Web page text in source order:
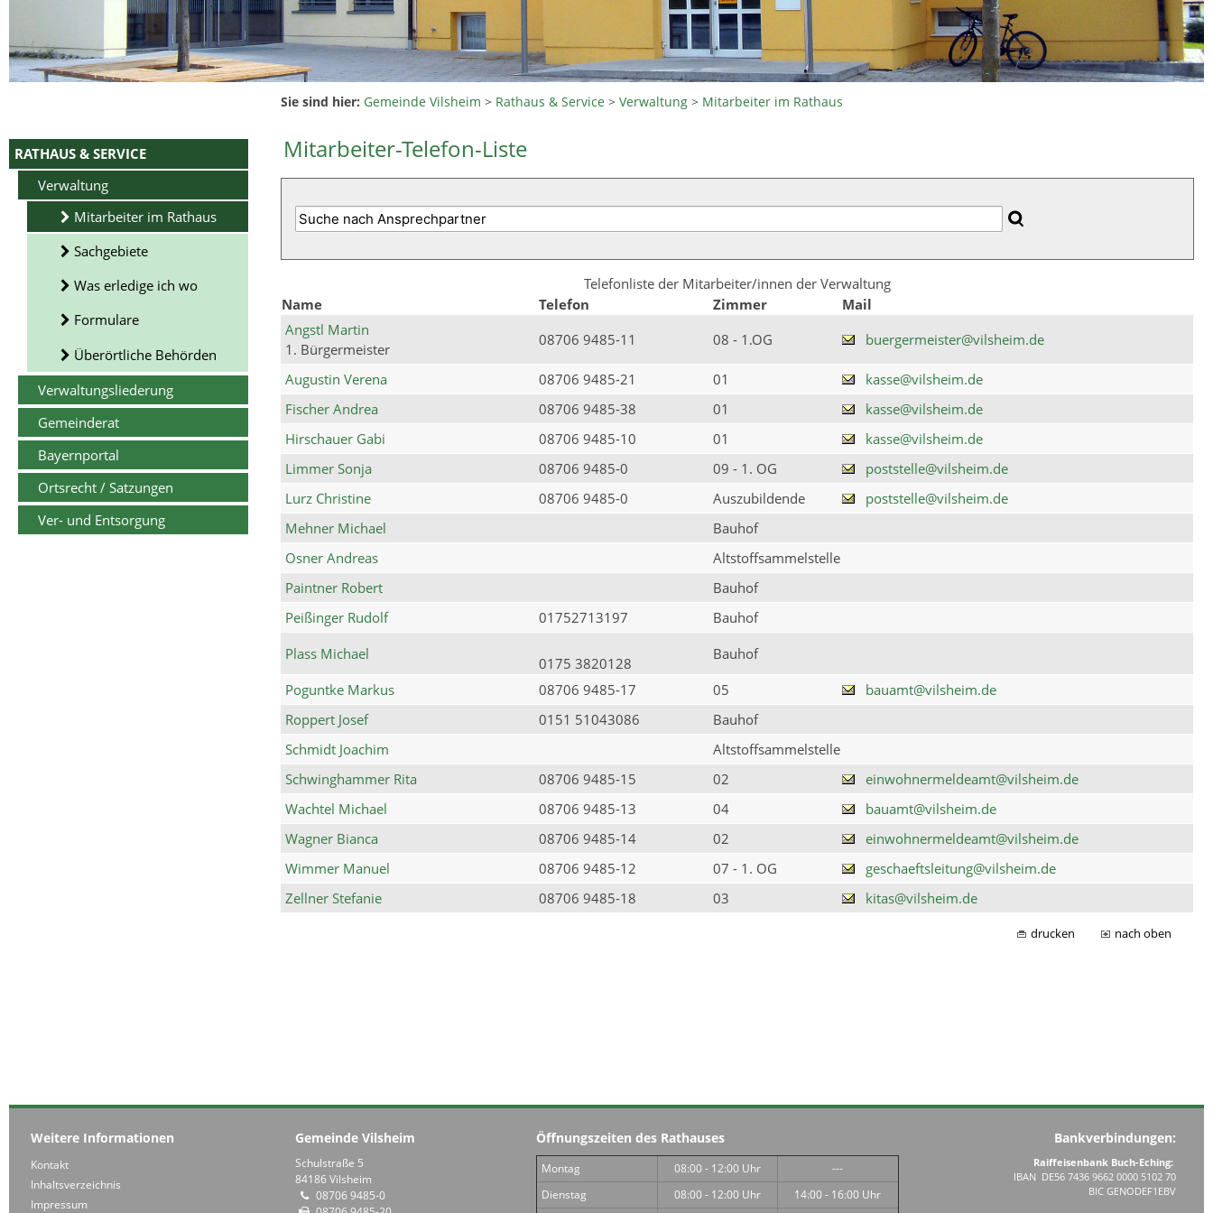
RATHAUS & SERVICE
Verwaltung
Mitarbeiter im Rathaus
Sachgebiete
Was erledige ich wo
Formulare
Überörtliche Behörden
Verwaltungsliederung
Gemeinderat
Bayernportal
Ortsrecht / Satzungen
Ver- und Entsorgung
Sie sind hier: Gemeinde Vilsheim > Rathaus & Service >Verwaltung > Mitarbeiter im Rathaus
Mitarbeiter-Telefon-Liste
Telefonliste der Mitarbeiter/innen der Verwaltung
Name
Telefon Zimmer
Mail
Angstl Martin
1. Bürgermeister
08706 9485-11 08 - 1.OG buergermeister@vilsheim.de
Augustin Verena 08706 9485-21 01
kasse@vilsheim.de
Fischer Andrea
08706 9485-38 01
kasse@vilsheim.de
Hirschauer Gabi
08706 9485-10 01
kasse@vilsheim.de
Limmer Sonja
08706 9485-0 09 - 1. OG
poststelle@vilsheim.de
Lurz Christine
08706 9485-0 Auszubildende
poststelle@vilsheim.de
Mehner Michael
Bauhof
Osner Andreas
Altstoffsammelstelle
Paintner Robert
Bauhof
Peißinger Rudolf
01752713197
Bauhof
Plass Michael
0175 3820128
Bauhof
Poguntke Markus
08706 9485-17 05
bauamt@vilsheim.de
Roppert Josef
0151 51043086
Bauhof
Schmidt Joachim
Altstoffsammelstelle
Schwinghammer Rita
08706 9485-15 02
einwohnermeldeamt@vilsheim.de
Wachtel Michael
08706 9485-13 04
bauamt@vilsheim.de
Wagner Bianca
08706 9485-14 02
einwohnermeldeamt@vilsheim.de
Wimmer Manuel
08706 9485-12 07 - 1. OG
geschaeftsleitung@vilsheim.de
Zellner Stefanie
08706 9485-18 03 kitas@vilsheim.de
drucken nach oben
Weitere Informationen
Kontakt
Inhaltsverzeichnis
Impressum
Gemeinde Vilsheim
Schulstraße 5
84186 Vilsheim
08706 9485-0
Öffnungszeiten des Rathauses
Montag 08:00 - 12:00 Uhr
---
Dienstag
08:00 - 12:00 Uhr
14:00 - 16:00 Uhr
Bankverbindungen:
Raiffeisenbank Buch-Eching:
IBAN DE56 7436 9662 0000 5102 70
BIC GENODEF1EBV